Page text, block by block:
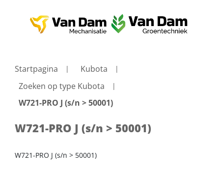
Startpagina
Kubota
Zoeken op type Kubota
W721-PRO J (s/n > 50001)
W721-PRO J (s/n > 50001)
W721-PRO J (s/n > 50001)